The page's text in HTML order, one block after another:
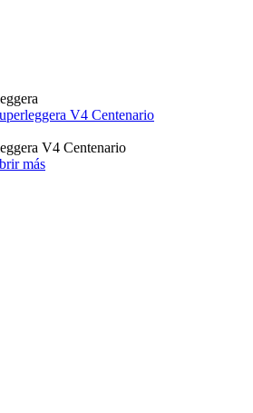
V4 Centenario
V4 Centenario
más